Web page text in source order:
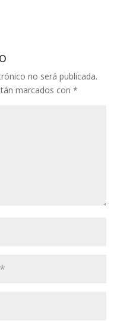
no será publicada.
marcados con *